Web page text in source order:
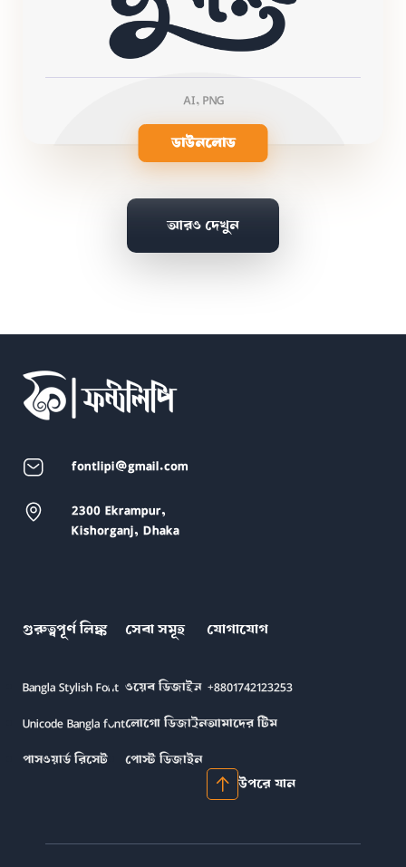
AI, PNG
ডাউনলোড
আরও দেখুন
fontlipi@gmail.com
2300 Ekrampur,
Kishorganj, Dhaka
গুরুত্বপূর্ণ লিঙ্ক
Bangla Stylish Font
Unicode Bangla font
পাসওয়ার্ড রিসেট
সেবা সমূহ
ওয়েব ডিজাইন
লোগো ডিজাইন
পোস্ট ডিজাইন
যোগাযোগ
+8801742123253
আমাদের টিম
উপরে যান